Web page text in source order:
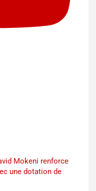
Mokeni renforce
une dotation de